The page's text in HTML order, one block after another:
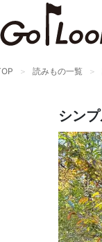
読みもの一覧
シン
らのお知らせ
い方はぜひ！
作商品情報をいち早
イル提案・お得情報
品のお知らせ（買い